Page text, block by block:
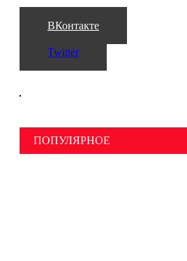
ВКонтакте
Twitter
ПОПУЛЯРНОЕ